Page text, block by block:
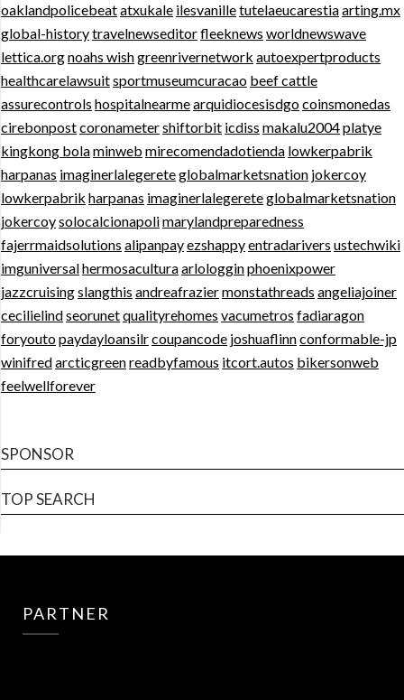
oaklandpolicebeatatxukale ilesvanilletutelaeucarestiaarting.mx
global-historytravelnewseditorfleeknews worldnewswave
lettica.orgnoahs wishgreenrivernetwork autoexpertproducts
healthcarelawsuitsportmuseumcuracao beef cattle
assurecontrols hospitalnearmearquidiocesisdgocoinsmonedas
cirebonpostcoronametershiftorbit icdiss makalu2004platye
kingkong bolaminweb mirecomendadotienda lowkerpabrik
harpanas imaginerlalegereteglobalmarketsnation jokercoy
lowkerpabrik harpanas imaginerlalegereteglobalmarketsnation
jokercoysolocalcionapolimarylandpreparedness
fajerrmaidsolutions alipanpayezshappyentradarivers ustechwiki
imguniversalhermosaculturaarlologginphoenixpower
jazzcruisingslangthis andreafraziermonstathreads angeliajoiner
cecilielindseorunetqualityrehomes vacumetros fadiaragon
foryoutopaydayloansilrcoupancode joshuaflinnconformable-jp
winifredarcticgreenreadbyfamous itcort.autos bikersonweb
feelwellforever
SPONSOR
TOP SEARCH
PARTNER